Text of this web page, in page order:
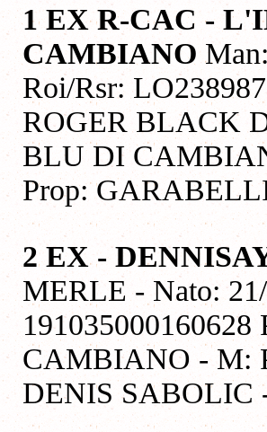
1 EX R-CAC -
CAMBIANO
Roi/Rsr:
ROGER BLACK
BLU DI
Prop:
2 EX -
MERLE - Nato:
CAMBIANO - M:
DENIS SABOLIC